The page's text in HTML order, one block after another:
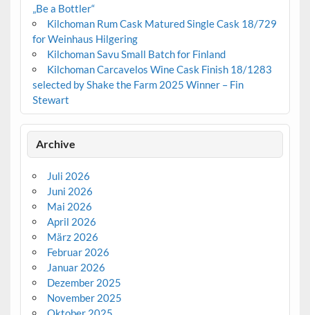
„Be a Bottler“
Kilchoman Rum Cask Matured Single Cask 18/729
for Weinhaus Hilgering
Kilchoman Savu Small Batch for Finland
Kilchoman Carcavelos Wine Cask Finish 18/1283
selected by Shake the Farm 2025 Winner – Fin
Stewart
Archive
Juli 2026
Juni 2026
Mai 2026
April 2026
März 2026
Februar 2026
Januar 2026
Dezember 2025
November 2025